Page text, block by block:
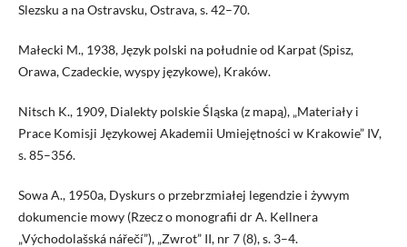
Slezsku a na Ostravsku, Ostrava, s. 42–70.
Małecki M., 1938, Język polski na południe od Karpat (Spisz,
Orawa, Czadeckie, wyspy językowe), Kraków.
Nitsch K., 1909, Dialekty polskie Śląska (z mapą), „Materiały i
Prace Komisji Językowej Akademii Umiejętności w Krakowie” IV,
s. 85–356.
Sowa A., 1950a, Dyskurs o przebrzmiałej legendzie i żywym
dokumencie mowy (Rzecz o monografii dr A. Kellnera
„Východolašská nářečí”), „Zwrot” II, nr 7 (8), s. 3–4.